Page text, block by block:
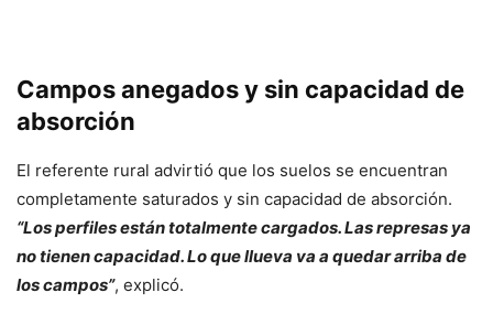
Campos anegados y sin capacidad de
absorción
El referente rural advirtió que los suelos se encuentran
completamente saturados y sin capacidad de absorción.
“Los perfiles están totalmente cargados. Las represas ya
no tienen capacidad. Lo que llueva va a quedar arriba de
los campos”, explicó.